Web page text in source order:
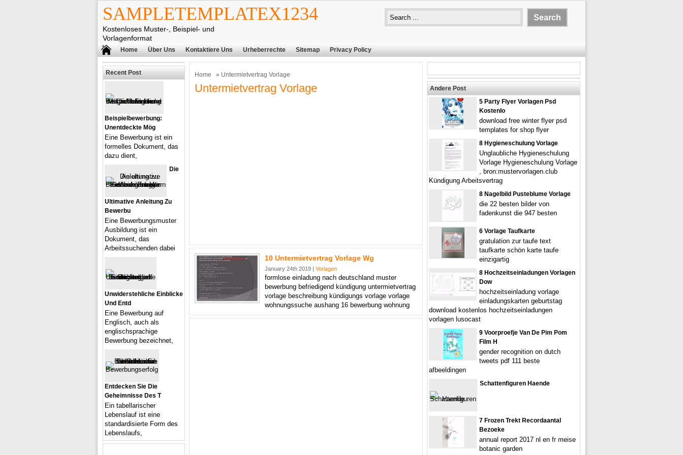
SAMPLETEMPLATEX1234
Kostenloses Muster-, Beispiel- und
Vorlagenformat
Home Über Uns Kontaktiere Uns Urheberrechte Sitemap Privacy Policy
Home » Untermietvertrag Vorlage
Untermietvertrag Vorlage
10 Untermietvertrag Vorlage Wg
January 24th 2019 | Vorlagen
formlose einladung nach deutschland muster
bewerbung befriedigend kündigung untermietvertrag
vorlage beschreibung kündigungs vorlage vorlage
wohnungssuche aushang 16 bewerbung wohnung
Recent Post
Beispielbewerbung:
Unentdeckte Mög
Eine Bewerbung ist ein
formelles Dokument, das
dazu dient,
Die
Ultimative Anleitung Zu
Bewerbu
Eine Bewerbungsmuster
Ausbildung ist ein
Dokument, das
Arbeitssuchenden dabei
Unwiderstehliche Einblicke
Und Entd
Eine Bewerbung auf
Englisch, auch als
englischsprachige
Bewerbung bezeichnet,
Entdecken Sie Die
Geheimnisse Des T
Ein tabellarischer
Lebenslauf ist eine
standardisierte Form des
Lebenslaufs,
Andere Post
5 Party Flyer Vorlagen Psd
Kostenlo
download free winter flyer psd
templates for shop flyer
8 Hygieneschulung Vorlage
Unglaubliche Hygieneschulung
Vorlage Hygieneschulung Vorlage
, bron:mustervorlagen.club
Kündigung Arbeitsvertrag
8 Nagelbild Pusteblume Vorlage
die 22 besten bilder von
fadenkunst die 947 besten
6 Vorlage Taufkarte
gratulation zur taufe text
taufkarte schön karte taufe
einzigartig
8 Hochzeitseinladungen Vorlagen
Dow
hochzeitseinladung vorlage
einladungskarten geburtstag
download kostenlos hochzeitseinladungen
vorlagen lusocast
9 Voorproefje Van De Pim Pom
Film H
gender recognition on dutch
tweets pdf 111 beste
afbeeldingen
Schattenfiguren Haende
7 Frozen Trekt Recordaantal
Bezoeke
annual report 2017 nl en fr meise
botanic garden